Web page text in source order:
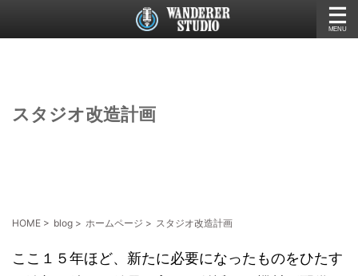
スタジオ改造計画
HOME > blog > ホームページ > スタジオ改造計画
ここ１５年ほど、新たに必要になったものをひたす